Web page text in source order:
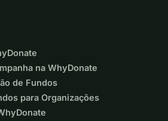
na WhyDonate
de Fundos
para Organizações